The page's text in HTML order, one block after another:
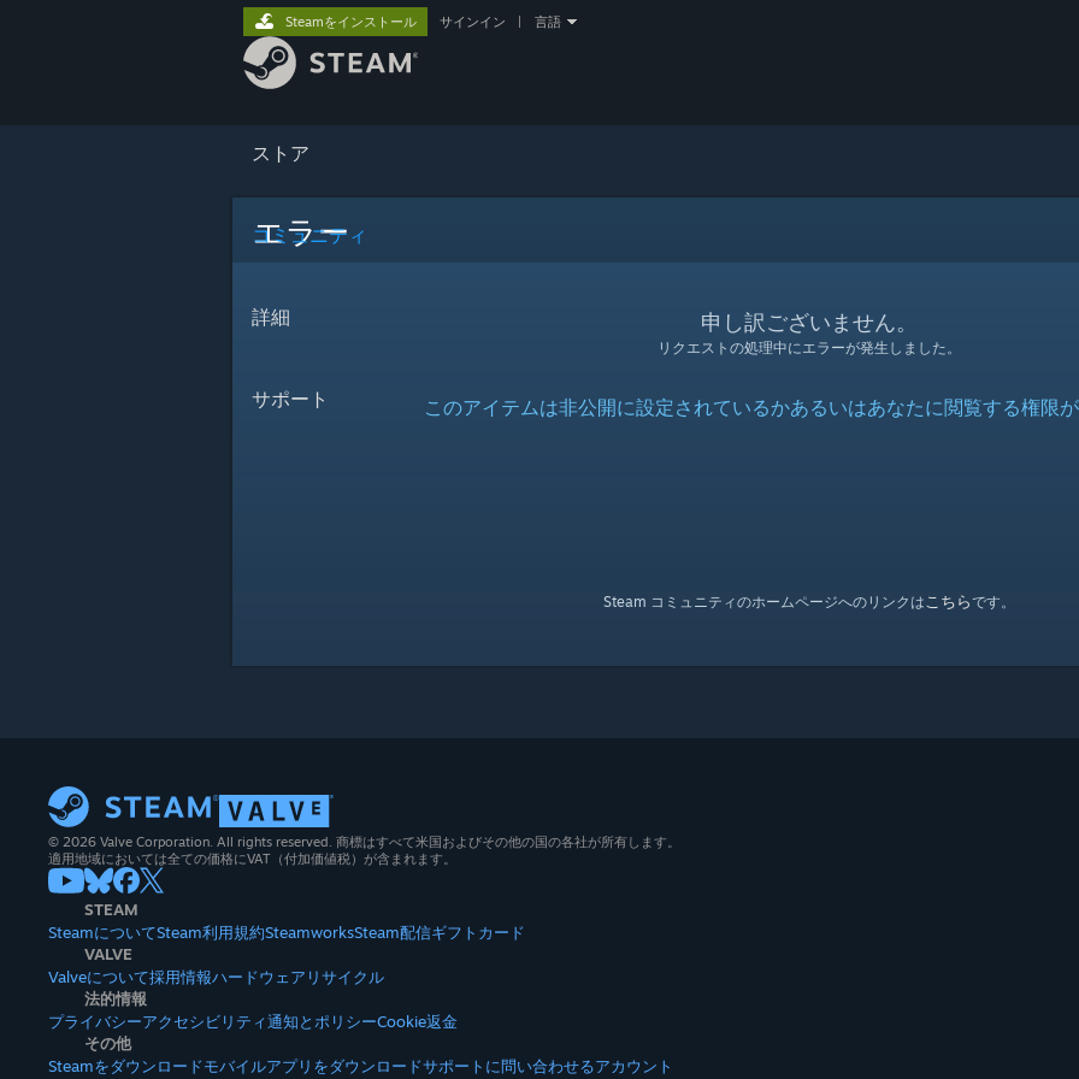
ストア
コミュニティ
詳細
サポート
Steamをインストール サインイン 言語
エラー
申し訳ございません。
リクエストの処理中にエラーが発生しました。
このアイテムは非公開に設定されているかあるいはあなたに閲覧する権限が
Steam コミュニティのホームページへのリンクは こちらです。
© 2026 Valve Corporation. All rights reserved. 商標はすべて米国およびその他の国の各社が所有します。
適用地域においては全ての価格にVAT（付加価値税）が含まれます。
STEAM
SteamについてSteam利用規約SteamworksSteam配信ギフトカード
VALVE
Valveについて採用情報ハードウェア リサイクル
法的情報
プライバシーアクセシビリティ通知とポリシーCookie返金
その他
Steamをダウンロードモバイルアプリをダウンロードサポートに問い合わせるアカウント